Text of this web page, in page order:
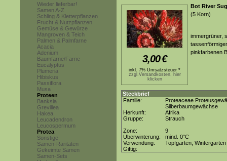
Wieder lieferbar!
Samen A-Z
Schling & Kletterpflanzen
Frucht & Nutzpflanzen
Gemüse & Gewürze
Mangroven & Teich
Palmen & Palmfarne
Acacia
Adenium
Baumfarne/Farne
Eucalyptus
Plumeria
Hibiskus
Passiflora
Musa
Proteen
Banksia
Grevillea
Hakea
Leucadendron
Leucospermum
Protea
Sonstige
Samen-Raritäten
Gekeimte Samen
Samen-Sets
3,00€
inkl. 7% Umsatzsteuer *
zzgl.Versandkosten, hier
klicken
Bot River
(5 Korn)
immergrüner,
pinkfarbenen
Steckbrief
Familie:
Proteaceae
Silberbaumgewächse
Herkunft:
Afrika
Gruppe:
Strauch
Zone:
9
Überwinterung:
mind. 0°C
Verwendung:
Topfgarten, Wintergarten
Giftig: